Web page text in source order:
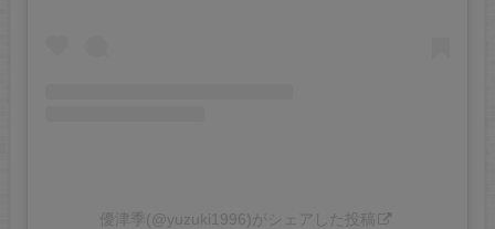
優津季(@yuzuki1996)がシェアした投稿